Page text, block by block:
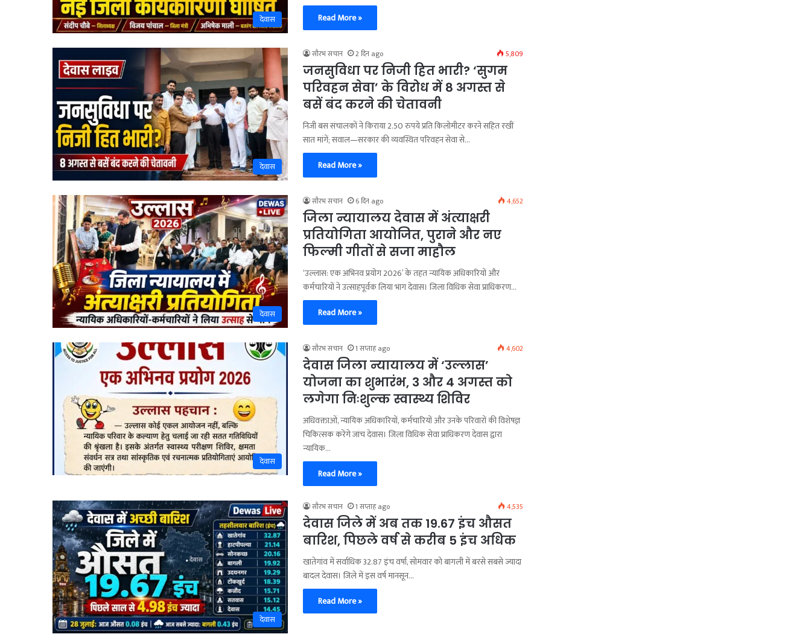
देवास
Read More »
देवास
सौरभ सचान 2 दिन ago 5,809
जनसुविधा पर निजी हित भारी? ‘सुगम
परिवहन सेवा’ के विरोध में 8 अगस्त से
बसें बंद करने की चेतावनी
निजी बस संचालकों ने किराया 2.50 रुपये प्रति किलोमीटर करने सहित रखीं
सात मांगें; सवाल—सरकार की व्यवस्थित परिवहन सेवा से…
Read More »
देवास
सौरभ सचान 6 दिन ago 4,652
जिला न्यायालय देवास में अंत्याक्षरी
प्रतियोगिता आयोजित, पुराने और नए
फिल्मी गीतों से सजा माहौल
‘उल्लास: एक अभिनव प्रयोग 2026’ के तहत न्यायिक अधिकारियों और
कर्मचारियों ने उत्साहपूर्वक लिया भाग देवास। जिला विधिक सेवा प्राधिकरण…
Read More »
देवास
सौरभ सचान 1 सप्ताह ago 4,602
देवास जिला न्यायालय में ‘उल्लास’
योजना का शुभारंभ, 3 और 4 अगस्त को
लगेगा निःशुल्क स्वास्थ्य शिविर
अधिवक्ताओं, न्यायिक अधिकारियों, कर्मचारियों और उनके परिवारों की विशेषज्ञ
चिकित्सक करेंगे जांच देवास। जिला विधिक सेवा प्राधिकरण देवास द्वारा
न्यायिक…
Read More »
देवास
सौरभ सचान 1 सप्ताह ago 4,535
देवास जिले में अब तक 19.67 इंच औसत
बारिश, पिछले वर्ष से करीब 5 इंच अधिक
खातेगांव में सर्वाधिक 32.87 इंच वर्षा, सोमवार को बागली में बरसे सबसे ज्यादा
बादल देवास। जिले में इस वर्ष मानसून…
Read More »